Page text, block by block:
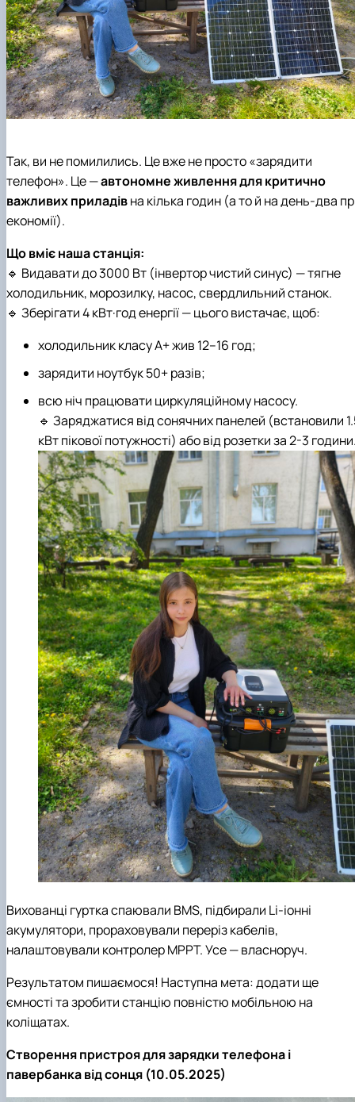
Так, ви не помилились. Це вже не просто «зарядити
телефон». Це —автономне живлення для критично
важливих приладівна кілька годин (а то й на день-два
економії).
Що вміє наша станція:
🔹 Видавати до 3000 Вт (інвертор чистий синус) — тягне
холодильник, морозилку, насос, свердлильний станок.
🔹 Зберігати 4 кВт·год енергії — цього вистачає, щоб:
холодильник класу А+ жив 12–16 год;
зарядити ноутбук 50+ разів;
всю ніч працювати циркуляційному насосу.
🔹 Заряджатися від сонячних панелей (встановили
кВт пікової потужності) або від розетки за 2-3
Вихованці гуртка спаювали BMS, підбирали Li-іонні
акумулятори, прораховували переріз кабелів,
налаштовували контролер MPPT. Усе — власноруч.
Результатом пишаємося! Наступна мета: додати ще
ємності та зробити станцію повністю мобільною на
коліщатах.
Створення пристроя для зарядки телефона і
павербанка від сонця (10.05.2025)